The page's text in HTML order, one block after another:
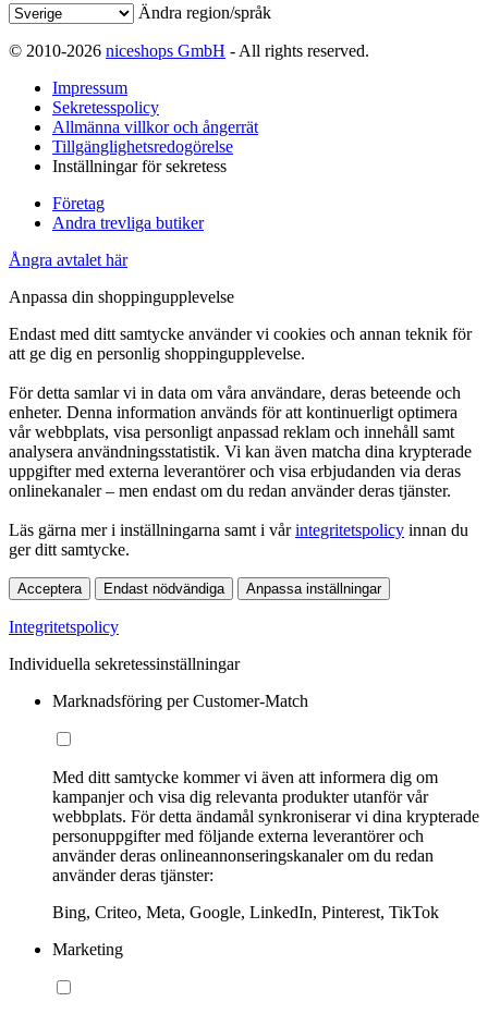
Ändra region/språk
© 2010-2026 niceshops GmbH - All rights reserved.
Impressum
Sekretesspolicy
Allmänna villkor och ångerrät
Tillgänglighetsredogörelse
Inställningar för sekretess
Företag
Andra trevliga butiker
Ångra avtalet här
Anpassa din shoppingupplevelse
Endast med ditt samtycke använder vi cookies och annan teknik för
att ge dig en personlig shoppingupplevelse.
För detta samlar vi in data om våra användare, deras beteende och
enheter. Denna information används för att kontinuerligt optimera
vår webbplats, visa personligt anpassad reklam och innehåll samt
analysera användningsstatistik. Vi kan även matcha dina krypterade
uppgifter med externa leverantörer och visa erbjudanden via deras
onlinekanaler – men endast om du redan använder deras tjänster.
Läs gärna mer i inställningarna samt i vårintegritetspolicy innan du
ger ditt samtycke.
Acceptera Endast nödvändiga Anpassa inställningar
Integritetspolicy
Individuella sekretessinställningar
Marknadsföring per Customer-Match
Med ditt samtycke kommer vi även att informera dig om
kampanjer och visa dig relevanta produkter utanför vår
webbplats. För detta ändamål synkroniserar vi dina krypterade
personuppgifter med följande externa leverantörer och
använder deras onlineannonseringskanaler om du redan
använder deras tjänster:
Bing, Criteo, Meta, Google, LinkedIn, Pinterest, TikTok
Marketing